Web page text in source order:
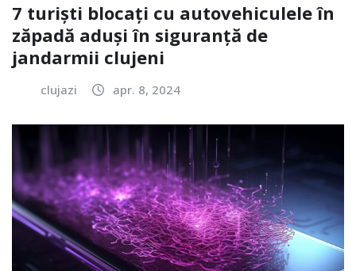
7 turiști blocați cu autovehiculele în
zăpadă aduși în siguranță de
jandarmii clujeni
clujazi apr. 8, 2024